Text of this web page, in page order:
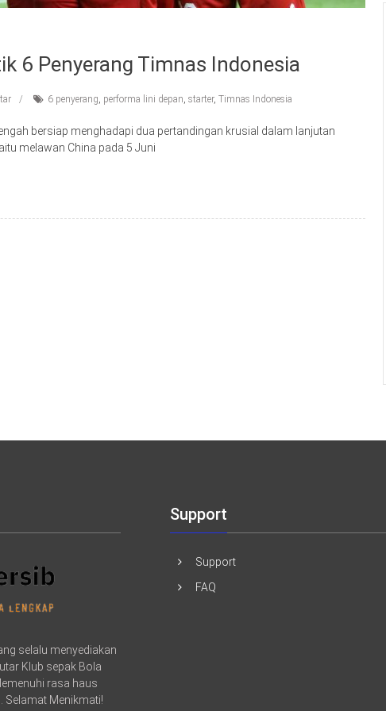
6 Penyerang Timnas Indonesia
6 penyerang, performa lini depan, starter, Timnas Indonesia
bersiap menghadapi dua pertandingan krusial dalam lanjutan
melawan China pada 5 Juni
selalu menyediakan
Klub sepak Bola
rasa haus
Selamat Menikmati!
Support
Support
FAQ